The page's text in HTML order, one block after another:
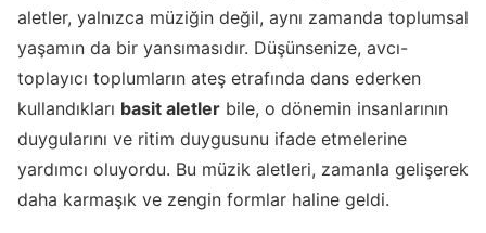
aletler, yalnızca müziğin değil, aynı zamanda toplumsal
yaşamın da bir yansımasıdır. Düşünsenize, avcı-
toplayıcı toplumların ateş etrafında dans ederken
kullandıkları basit aletler bile, o dönemin insanlarının
duygularını ve ritim duygusunu ifade etmelerine
yardımcı oluyordu. Bu müzik aletleri, zamanla gelişerek
daha karmaşık ve zengin formlar haline geldi.